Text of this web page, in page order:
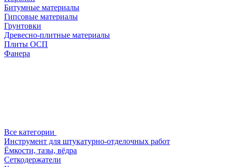
Битумные материалы
Гипсовые материалы
Грунтовки
Древесно-плитные материалы
Плиты ОСП
Фанера
Все категории
Инструмент для штукатурно-отделочных работ
Ёмкости, тазы, вёдра
Сеткодержатели